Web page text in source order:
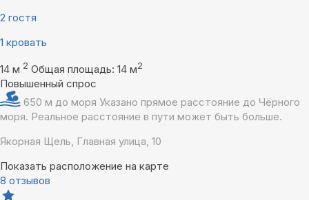
2 гостя
1 кровать
14 м 2 Общая площадь: 14 м2
Повышенный спрос
650 м до моря Указано прямое расстояние до Чёрного
моря. Реальное расстояние в пути может быть больше.
Якорная Щель, Главная улица, 10
Показать расположение на карте
8 отзывов